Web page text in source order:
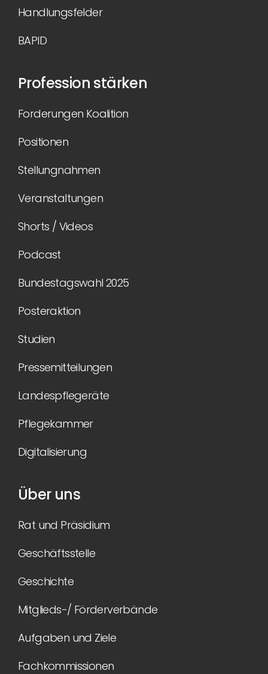
Handlungsfelder
BAPID
Profession stärken
Forderungen Koalition
Positionen
Stellungnahmen
Veranstaltungen
Shorts / Videos
Podcast
Bundestagswahl 2025
Posteraktion
Studien
Pressemitteilungen
Landespflegeräte
Pflegekammer
Digitalisierung
Über uns
Rat und Präsidium
Geschäftsstelle
Geschichte
Mitglieds-/ Förderverbände
Aufgaben und Ziele
Fachkommissionen